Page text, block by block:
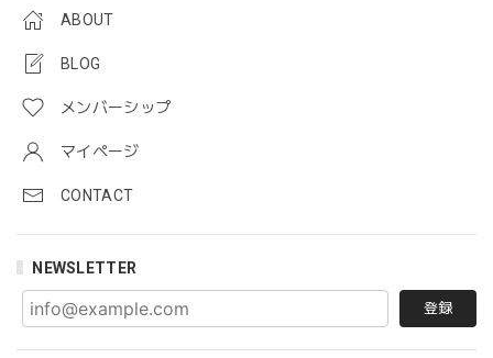
ABOUT
BLOG
メンバーシップ
マイページ
CONTACT
NEWSLETTER
登録